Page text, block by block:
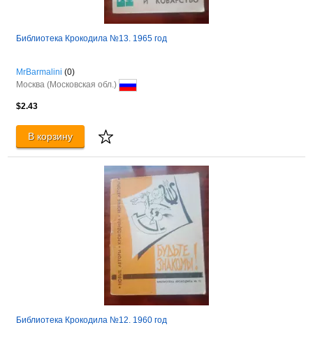
Библиотека Крокодила №13. 1965 год
MrBarmalini (0)
Москва (Московская обл.)
$2.43
В корзину
Библиотека Крокодила №12. 1960 год